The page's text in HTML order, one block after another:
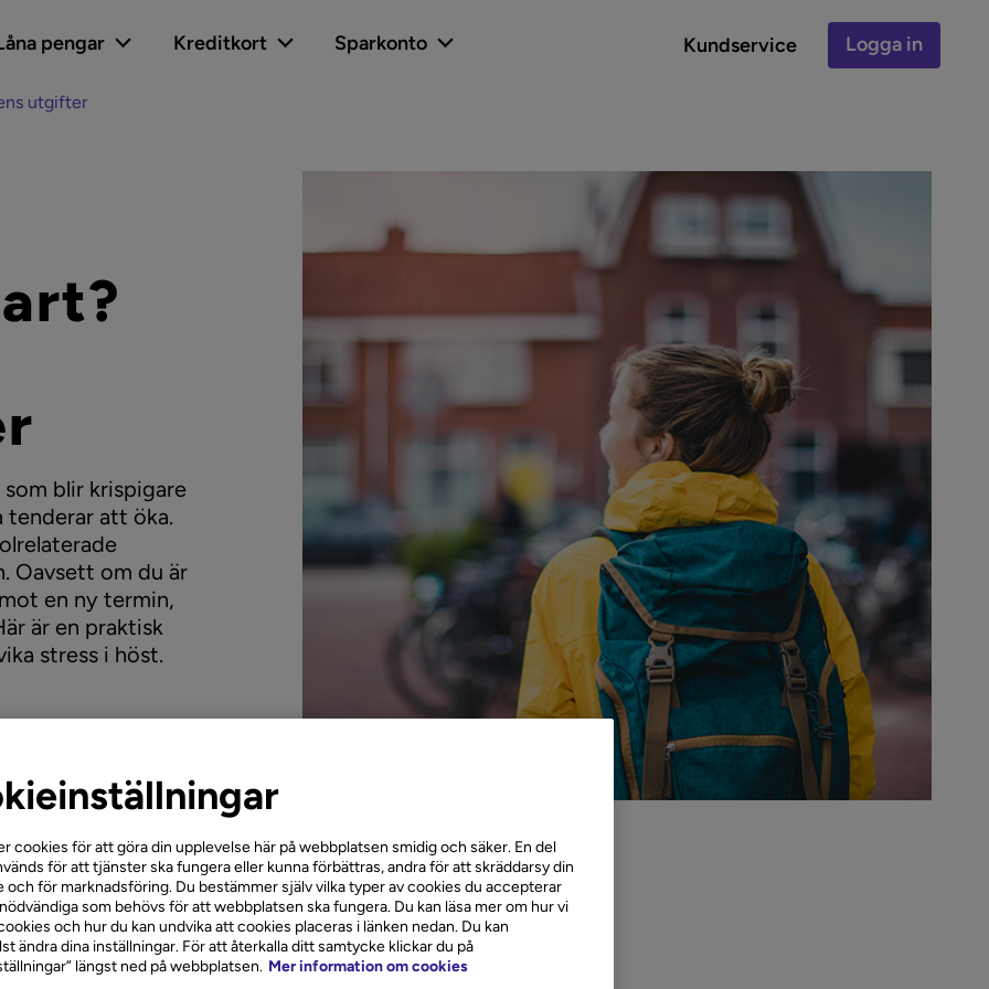
pengar Kreditkort Sparkonto Kundservice Logga in
utgifter
blir krispigare
att öka.
Oavsett om du är
en ny termin,
är en praktisk
stress i höst.
en behovslista, inte en
cookies för att göra din upplevelse här på webbplatsen smidig och säker. En del
för att tjänster ska fungera eller kunna förbättras, andra för att skräddarsy din
och för marknadsföring. Du bestämmer själv vilka typer av cookies du accepterar
som behövs för att webbplatsen ska fungera. Du kan läsa mer om hur vi
och hur du kan undvika att cookies placeras i länken nedan. Du kan
ändra dina inställningar. För att återkalla ditt samtycke klickar du på
längst ned på webbplatsen. Mer information om cookies